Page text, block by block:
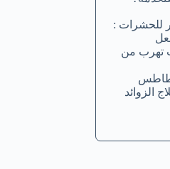
للحشرات :
تهرب من
الزوائد